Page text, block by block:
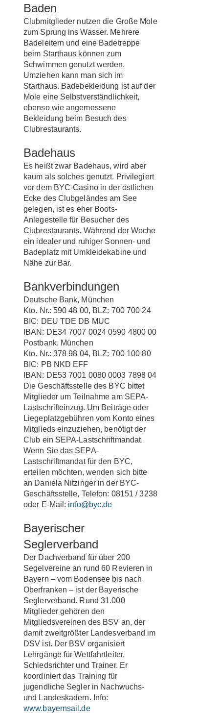
Baden
Clubmitglieder nutzen die Große Mole
zum Sprung ins Wasser. Mehrere
Badeleitern und eine Badetreppe
beim Starthaus können zum
Schwimmen genutzt werden.
Umziehen kann man sich im
Starthaus. Badebekleidung ist auf der
Mole eine Selbstverständlichkeit,
ebenso wie angemessene
Bekleidung beim Besuch des
Clubrestaurants.
Badehaus
Es heißt zwar Badehaus, wird aber
kaum als solches genutzt. Privilegiert
vor dem BYC-Casino in der östlichen
Ecke des Clubgeländes am See
gelegen, ist es eher Boots-
Anlegestelle für Besucher des
Clubrestaurants. Während der Woche
ein idealer und ruhiger Sonnen- und
Badeplatz mit Umkleidekabine und
Nähe zur Bar.
Bankverbindungen
Deutsche Bank, München
Kto. Nr.: 590 48 00, BLZ: 700 700 24
BIC: DEU TDE DB MUC
IBAN: DE34 7007 0024 0590 4800 00
Postbank, München
Kto. Nr.: 378 98 04, BLZ: 700 100 80
BIC: PB NKD EFF
IBAN: DE53 7001 0080 0003 7898 04
Die Geschäftsstelle des BYC bittet
Mitglieder um Teilnahme am SEPA-
Lastschrifteinzug. Um Beiträge oder
Liegeplatzgebühren vom Konto eines
Mitglieds einzuziehen, benötigt der
Club ein SEPA-Lastschriftmandat.
Wenn Sie das SEPA-
Lastschriftmandat für den BYC,
erteilen möchten, wenden sich bitte
an Daniela Nitzinger in der BYC-
Geschäftsstelle, Telefon: 08151 / 3238
oder E-Mail: info@byc.de
Bayerischer
Seglerverband
Der Dachverband für über 200
Segelvereine an rund 60 Revieren in
Bayern – vom Bodensee bis nach
Oberfranken – ist der Bayerische
Seglerverband. Rund 31.000
Mitglieder gehören den
Mitgliedsvereinen des BSV an, der
damit zweitgrößter Landesverband im
DSV ist. Der BSV organisiert
Lehrgänge für Wettfahrtleiter,
Schiedsrichter und Trainer. Er
koordiniert das Training für
jugendliche Segler in Nachwuchs-
und Landeskadern. Info:
www.bayernsail.de